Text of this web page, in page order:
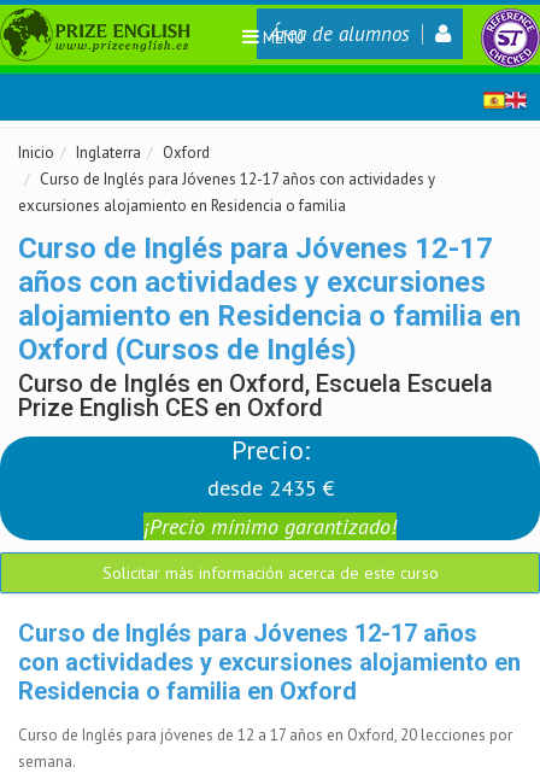
Área de alumnos
MENÚ
Inicio Inglaterra
Oxford
Curso de Inglés para Jóvenes 12-17 años con actividades y
excursiones alojamiento en Residencia o familia
Curso de Inglés para Jóvenes 12-17
años con actividades y excursiones
alojamiento en Residencia o familia en
Oxford (Cursos de Inglés)
Curso de Inglés en Oxford, Escuela Escuela
Prize English CES en Oxford
Precio:
desde 2435 €
¡Precio mínimo garantizado!
Solicitar más información acerca de este curso
Curso de Inglés para Jóvenes 12-17 años
con actividades y excursiones alojamiento en
Residencia o familia en Oxford
Curso de Inglés para jóvenes de 12 a 17 años en Oxford, 20 lecciones por
semana.